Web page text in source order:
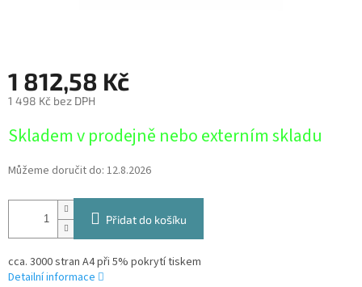
1 812,58 Kč
1 498 Kč bez DPH
cena:
Skladem v prodejně nebo externím skladu
Můžeme doručit do: 12.8.2026
Přidat do košíku
cca. 3000 stran A4 při 5% pokrytí tiskem
Detailní informace